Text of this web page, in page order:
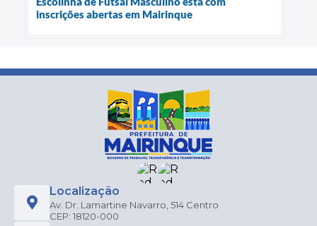
inscrições abertas em Mairinque
Localização
Av. Dr. Lamartine Navarro, 514 Centro
CEP: 18120-000